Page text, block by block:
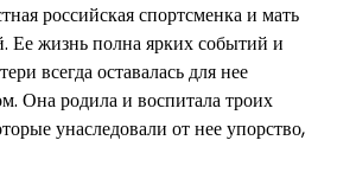
российская спортсменка и мать
Ее жизнь полна ярких событий и
всегда оставалась для нее
Она родила и воспитала троих
унаследовали от нее упорство,